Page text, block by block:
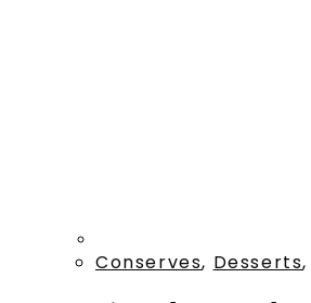
Conserves, Desserts,